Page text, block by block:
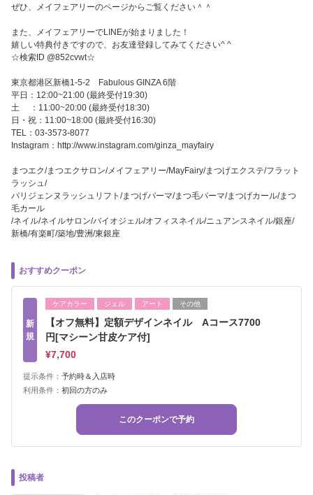
ぜひ、メイフェアリーのページからご覧ください＾＾
また、メイフェアリーでLINEが始まりました！
嬉しい特典付きですので、お友達登録してみてください^ ^
☆検索ID @852cvwt☆
東京都港区新橋1-5-2 Fabulous GINZA 6階
平日：12:00~21:00 (最終受付19:30)
土 ：11:00~20:00 (最終受付18:30)
日・祝：11:00~18:00 (最終受付16:30)
TEL：03-3573-8077
Instagram：http://www.instagram.com/ginza_mayfairy
まつエク/まつエクサロン/メイフェアリー/MayFairy/まつげエクステ/フラット
ラッシュ/
パリジェンヌラッシュリフト/まつげパーマ/まつ毛パーマ/まつげカール/まつ
毛カール
/ネイル/ネイルサロン/バイオジェル/オフィスネイル/ニュアンスネイル/銀座/
新橋/有楽町/築地/豊洲/東銀座
おすすめクーポン
新
規
ケアカラー ジェル アート その他
【オフ無料】定額デザインネイル Aコース7700
円[マシーン甘皮ケア付]
¥7,700
提示条件： 予約時＆入店時
利用条件： 初回の方のみ
このクーポンで予約
投稿者